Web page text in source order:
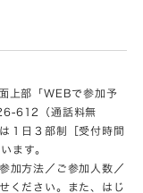
上部「WEBで参加予
612（通話料無
１日３部制［受付時間
ます。
加方法／ご参加人数／
ください。また、はじ